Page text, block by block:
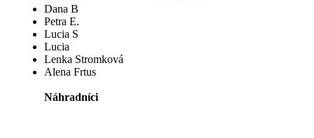
Dana B
Petra E.
Lucia S
Lucia
Lenka Stromková
Alena Frtus
Náhradníci